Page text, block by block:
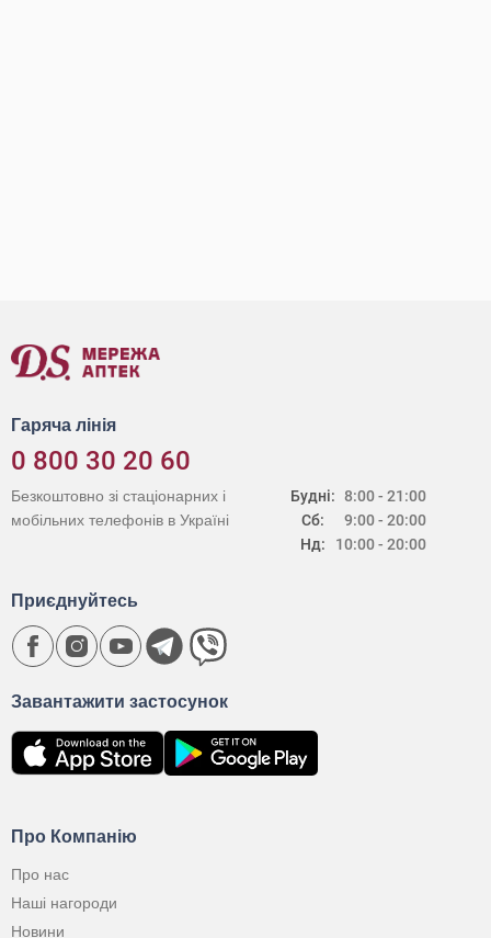
Гаряча лінія
0 800 30 20 60
Будні:
Сб:
Нд:
8:00 - 21:00
9:00 - 20:00
10:00 - 20:00
Безкоштовно зі стаціонарних і
мобільних телефонів в Україні
Про Компанію
Про нас
Наші нагороди
Новини
Завантажити застосунок
Приєднуйтесь